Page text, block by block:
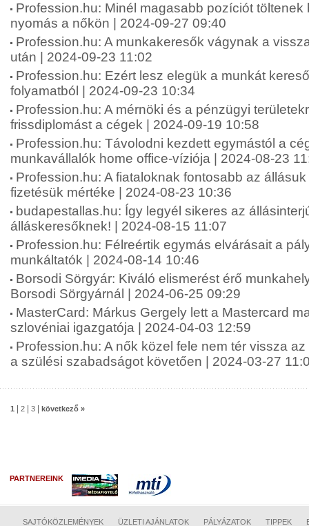
Profession.hu: Minél magasabb pozíciót
nyomás a nőkön | 2024-09-27 09:40
Profession.hu: A munkakeresők vágynak a
után | 2024-09-23 11:02
Profession.hu: Ezért lesz elegük a munkát
folyamatból | 2024-09-23 10:34
Profession.hu: A mérnöki és a pénzügyi
frissdiplomást a cégek | 2024-09-19 10:58
Profession.hu: Távolodni kezdett egymástól a
munkavállalók home office-víziója | 2024-08-23
Profession.hu: A fiataloknak fontosabb az
fizetésük mértéke | 2024-08-23 10:36
budapestallas.hu: Így legyél sikeres az
álláskeresőknek! | 2024-08-15 11:07
Profession.hu: Félreértik egymás elvárásait a
munkáltatók | 2024-08-14 10:46
Borsodi Sörgyár: Kiváló elismerést érő
Borsodi Sörgyárnál | 2024-06-25 09:29
MasterCard: Márkus Gergely lett a Mastercard
szlovéniai igazgatója | 2024-04-03 12:59
Profession.hu: A nők közel fele nem tér vissza
a szülési szabadságot követően | 2024-03-27
1 2 3 következő »
PARTNEREINK
SAJTÓKÖZLEMÉNYEK ÜZLETI AJÁNLATOK PÁLYÁZATOK TIPPEK